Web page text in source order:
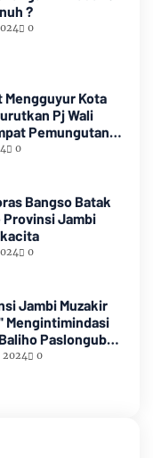
?
0
Pj Wali
0
Bangso Batak
Provinsi Jambi
0
Jambi Muzakir
Mengintimindasi
Paslongub
2024 0